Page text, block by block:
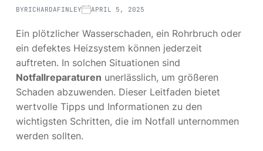
BYRICHARDAFINLEY APRIL 5, 2025
Ein plötzlicher Wasserschaden, ein Rohrbruch oder
ein defektes Heizsystem können jederzeit
auftreten. In solchen Situationen sind
Notfallreparaturen unerlässlich, um größeren
Schaden abzuwenden. Dieser Leitfaden bietet
wertvolle Tipps und Informationen zu den
wichtigsten Schritten, die im Notfall unternommen
werden sollten.